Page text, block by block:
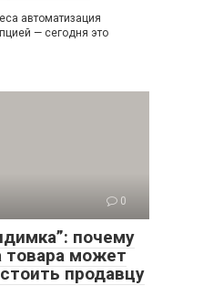
автоматизация
— сегодня это
0
почему
товара может
продавцу